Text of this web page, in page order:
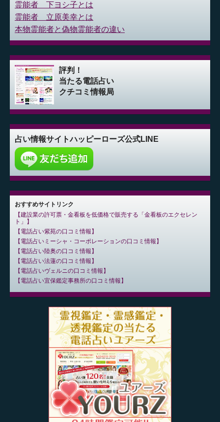
霊能者 下ヨシ子とは
霊能者 立原美幸とは
本物霊能者と偽物霊能者の違い
評判！
当たる電話占い
クチコミ情報局
占い情報サイトハッピーローズ公式LINE
おすすめサイトリンク
建設業の許可票・金看板を低価格で販売する「金看板のエクセレン
ト」
電話占い紫苑の口コミ情報
電話占いミーシャ・コーポレーションの口コミ情報
電話占い陸奥の口コミ情報
電話占い法蓮の口コミ情報
電話占いヴェルニの口コミ情報
電話占い宜保鑑定事務所の口コミ情報